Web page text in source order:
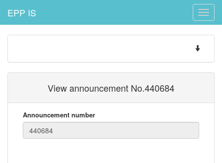
Toggle
EPP IS
Toggle
View announcement No.440684
Announcement number